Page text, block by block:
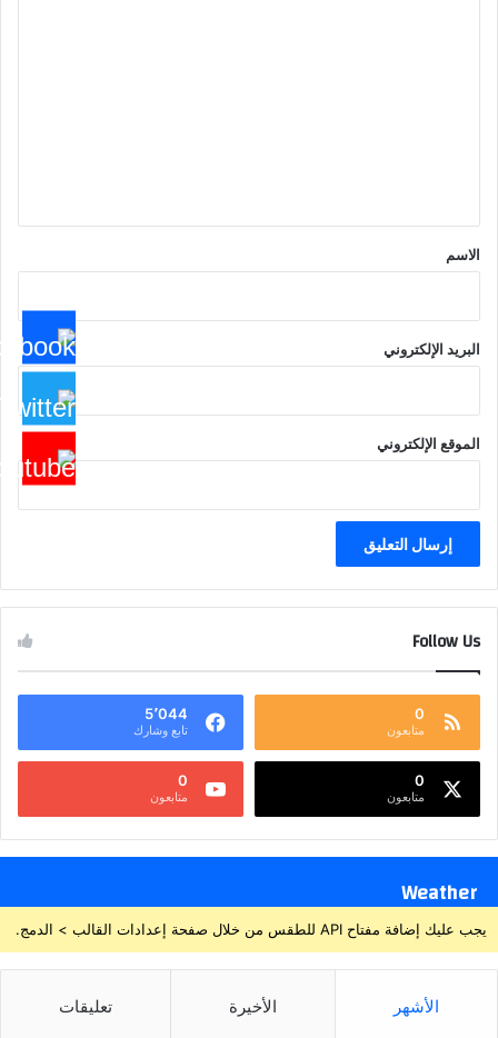
*
الاسم
البريد الإلكتروني
الموقع الإلكتروني
Follow Us
0
متابعون
5٬044
تابع وشارك
0
متابعون
0
متابعون
Weather
يجب عليك إضافة مفتاح API للطقس من خلال صفحة إعدادات القالب > الدمج.
الأشهر الأخيرة تعليقات